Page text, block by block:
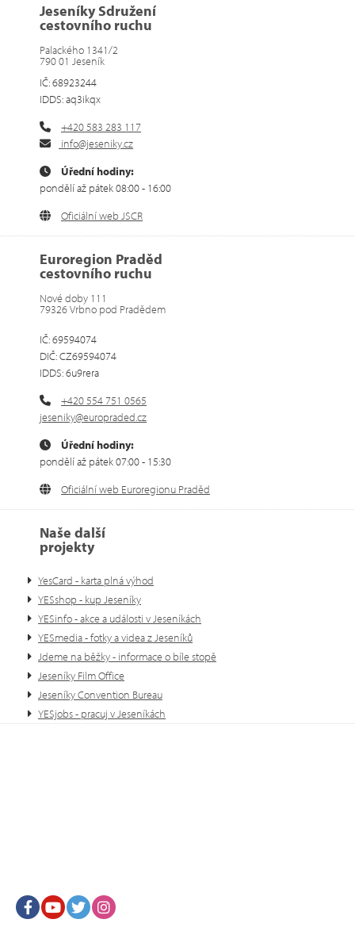
Jeseníky Sdružení
cestovního ruchu
Palackého 1341/2
790 01 Jeseník
IČ: 68923244
IDDS: aq3ikqx
+420 583 283 117
info@jeseniky.cz
Úřední hodiny:
pondělí až pátek 08:00 - 16:00
Oficiální web JSCR
Euroregion Praděd
cestovního ruchu
Nové doby 111
79326 Vrbno pod Pradědem
IČ: 69594074
DIČ: CZ69594074
IDDS: 6u9rera
+420 554 751 0565
jeseniky@europraded.cz
Úřední hodiny:
pondělí až pátek 07:00 - 15:30
Oficiální web Euroregionu Praděd
Naše další
projekty
YesCard - karta plná výhod
YESshop - kup Jeseníky
YESinfo - akce a události v Jeseníkách
YESmedia - fotky a videa z Jeseníků
Jdeme na běžky - informace o bíle stopě
Jeseníky Film Office
Jeseníky Convention Bureau
YESjobs - pracuj v Jeseníkách
FacebookYoutubeTwitter